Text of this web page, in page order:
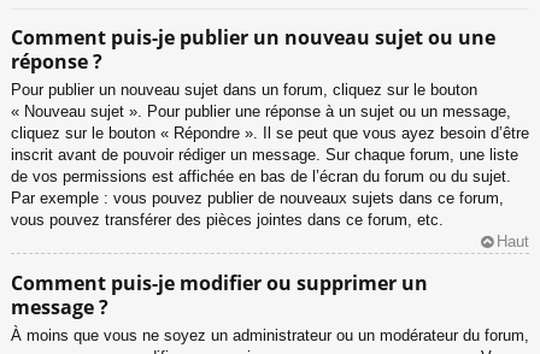
Comment puis-je publier un nouveau sujet ou une
réponse ?
Pour publier un nouveau sujet dans un forum, cliquez sur le bouton
« Nouveau sujet ». Pour publier une réponse à un sujet ou un message,
cliquez sur le bouton « Répondre ». Il se peut que vous ayez besoin d’être
inscrit avant de pouvoir rédiger un message. Sur chaque forum, une liste
de vos permissions est affichée en bas de l’écran du forum ou du sujet.
Par exemple : vous pouvez publier de nouveaux sujets dans ce forum,
vous pouvez transférer des pièces jointes dans ce forum, etc.
Haut
Comment puis-je modifier ou supprimer un
message ?
À moins que vous ne soyez un administrateur ou un modérateur du forum,